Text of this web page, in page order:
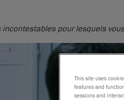
incontestables pour lesquels
This site uses
features and
sessions and